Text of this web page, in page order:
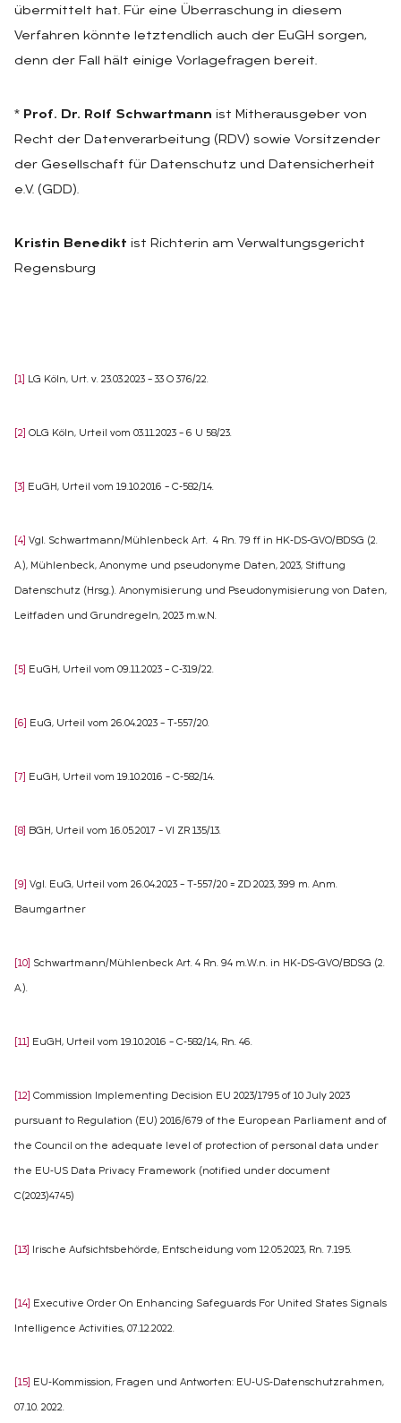
übermittelt hat. Für eine Überraschung in diesem
Verfahren könnte letztendlich auch der EuGH sorgen,
denn der Fall hält einige Vorlagefragen bereit.
* Prof. Dr. Rolf Schwartmann ist Mitherausgeber von
Recht der Datenverarbeitung (RDV) sowie Vorsitzender
der Gesellschaft für Datenschutz und Datensicherheit
e.V. (GDD).
Kristin Benedikt ist Richterin am Verwaltungsgericht
Regensburg
[1] LG Köln, Urt. v. 23.03.2023 – 33 O 376/22.
[2] OLG Köln, Urteil vom 03.11.2023 – 6 U 58/23.
[3] EuGH, Urteil vom 19.10.2016 – C-582/14.
[4] Vgl. Schwartmann/Mühlenbeck Art. 4 Rn. 79 ff in HK-DS-GVO/BDSG (2.
A.), Mühlenbeck, Anonyme und pseudonyme Daten, 2023, Stiftung
Datenschutz (Hrsg.). Anonymisierung und Pseudonymisierung von Daten,
Leitfaden und Grundregeln, 2023 m.w.N.
[5] EuGH, Urteil vom 09.11.2023 – C-319/22.
[6] EuG, Urteil vom 26.04.2023 – T-557/20.
[7] EuGH, Urteil vom 19.10.2016 – C-582/14.
[8] BGH, Urteil vom 16.05.2017 – VI ZR 135/13.
[9] Vgl. EuG, Urteil vom 26.04.2023 – T-557/20 = ZD 2023, 399 m. Anm.
Baumgartner
[10] Schwartmann/Mühlenbeck Art. 4 Rn. 94 m.W.n. in HK-DS-GVO/BDSG (2.
A.).
[11] EuGH, Urteil vom 19.10.2016 – C-582/14, Rn. 46.
[12] Commission Implementing Decision EU 2023/1795 of 10 July 2023
pursuant to Regulation (EU) 2016/679 of the European Parliament and of
the Council on the adequate level of protection of personal data under
the EU-US Data Privacy Framework (notified under document
C(2023)4745)
[13] Irische Aufsichtsbehörde, Entscheidung vom 12.05.2023, Rn. 7.195.
[14] Executive Order On Enhancing Safeguards For United States Signals
Intelligence Activities, 07.12.2022.
[15] EU-Kommission, Fragen und Antworten: EU-US-Datenschutzrahmen,
07.10. 2022.